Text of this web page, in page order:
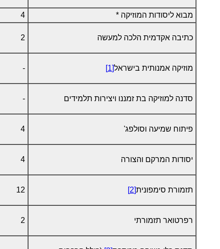
מבוא ליסודות המוזיקה * 4
כתיבה אקדמית הלכה למעשה 2
מוזיקה אמנותית בישראל[1]
-
סדנה למוזיקה בת זמננו ויצירות תלמידים -
פיתוח שמיעה וסולפג' 4
יסודות המרקם והצורה 4
תזמורת סימפונית[2]
12
רפרטואר תזמורתי 2